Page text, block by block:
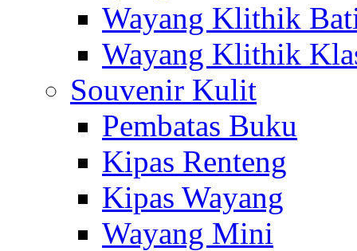
Wayang Klithik
Wayang Klithik
Souvenir Kulit
Pembatas Buku
Kipas Renteng
Kipas Wayang
Wayang Mini